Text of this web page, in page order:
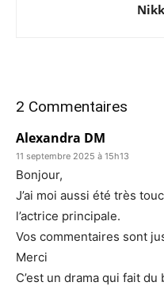
2 Commentaires
Alexandra DM
11 septembre 2025 à 15h13
Bonjour,
J’ai moi aussi été très
l’actrice principale.
Vos commentaires sont
Merci
C’est un drama qui fait du